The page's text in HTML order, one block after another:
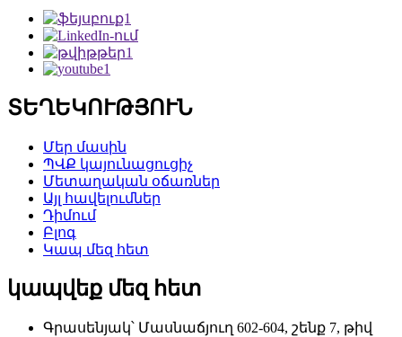
ՏԵՂԵԿՈՒԹՅՈՒՆ
Մեր մասին
ՊՎՔ կայունացուցիչ
Մետաղական օճառներ
Այլ հավելումներ
Դիմում
Բլոգ
Կապ մեզ հետ
կապվեք մեզ հետ
Գրասենյակ՝ Մասնաճյուղ 602-604, շենք 7, թիվ